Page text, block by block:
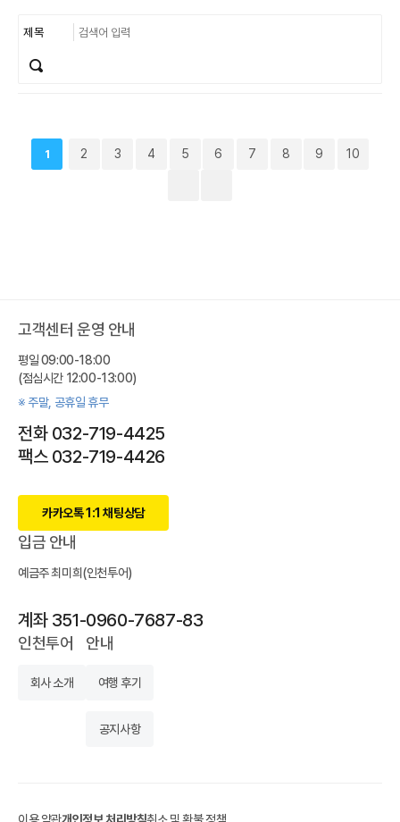
1 2 3 4 5 6 7 8 9 10
고객센터 운영 안내
평일 09:00-18:00
(점심시간 12:00-13:00)
※ 주말, 공휴일 휴무
전화 032-719-4425
팩스 032-719-4426
카카오톡 1:1 채팅상담
입금 안내
예금주 최미희(인천투어)
계좌 351-0960-7687-83
인천투어
회사 소개
안내
여행 후기
공지사항